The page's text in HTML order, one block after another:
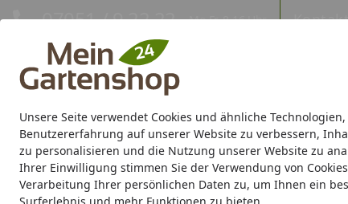
Unsere Seite verwendet Cookies und ähnliche
Benutzererfahrung auf unserer Website zu verbessern,
zu personalisieren und die Nutzung unserer Website zu
Ihrer Einwilligung stimmen Sie der Verwendung von
Verarbeitung Ihrer persönlichen Daten zu, um Ihnen ein
Eigene Montage-Teams
07051 / 9 22 22 Mo-Fr. 8-16 Uhr
Gartenhaus Gerätehaus Gewächshaus Carport/
Marken Sale %